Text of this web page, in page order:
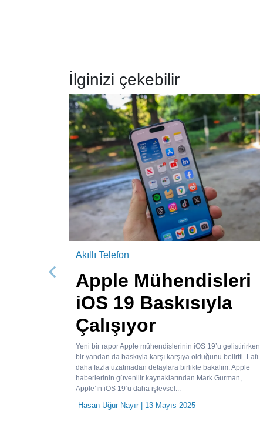
İlginizi çekebilir
Akıllı Telefon
Apple Mühendisleri
iOS 19 Baskısıyla
Çalışıyor
Yeni bir rapor Apple mühendislerinin iOS 19’u geliştirirken
bir yandan da baskıyla karşı karşıya olduğunu belirtti. Lafı
daha fazla uzatmadan detaylara birlikte bakalım. Apple
haberlerinin güvenilir kaynaklarından Mark Gurman,
Apple’ın iOS 19‘u daha işlevsel...
Hasan Uğur Nayır| 13 Mayıs 2025
Önceki